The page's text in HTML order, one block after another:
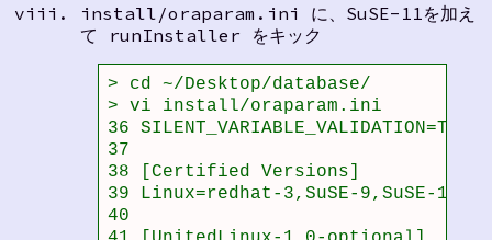
install/oraparam.ini に、SuSE-11を加え
て runInstaller をキック
> cd ~/Desktop/database/
> vi install/oraparam.ini
36 SILENT_VARIABLE_VALIDATION=TRUE
37
38 [Certified Versions]
39 Linux=redhat-3,SuSE-9,SuSE-
40